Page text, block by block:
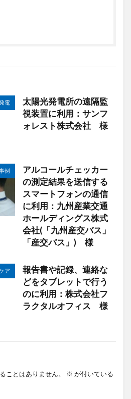
電
太陽光発電所の遠隔監
視装置に利用：サンフ
ォレスト株式会社 様
例
アルコールチェッカー
の測定結果を送信する
スマートフォンの通信
に利用：九州産業交通
ホールディングス株式
会社(「九州産交バス」
「産交バス」) 様
ア
報告書や記録、連絡な
どをタブレットで行う
のに利用：株式会社フ
ラクタルオフィス 様
ことはありません。 ※ が付いている